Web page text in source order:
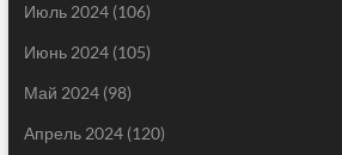
Июль 2024(106)
Июнь 2024(105)
Май 2024(98)
Апрель 2024(120)